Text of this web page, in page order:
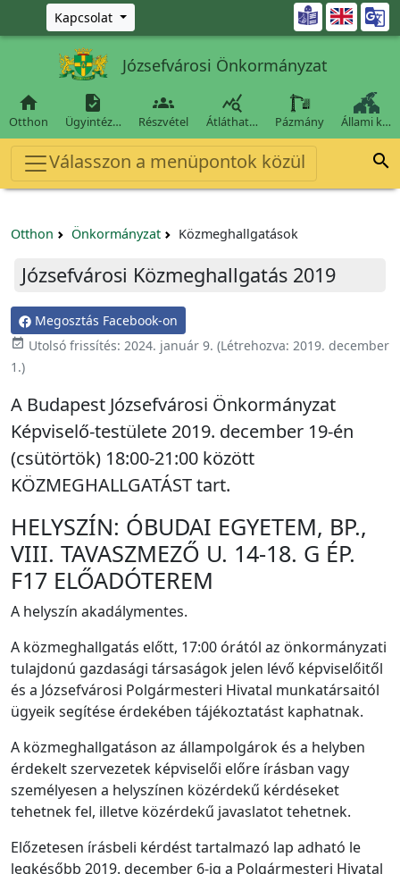
Ugrás a fő tartalomra
Kapcsolat 
Józsefvárosi Önkormányzat

Otthon

Ügyintéz…

Részvétel

Átláthat… Pázmány Állami k…
Válasszon a menüpontok közül 
Otthon Önkormányzat Közmeghallgatások
Józsefvárosi Közmeghallgatás 2019
Megosztás Facebook-on
event_available Utolsó frissítés: 2024. január 9. (Létrehozva: 2019. december
1.)
A Budapest Józsefvárosi Önkormányzat
Képviselő-testülete 2019. december 19-én
(csütörtök) 18:00-21:00 között
KÖZMEGHALLGATÁST tart.
HELYSZÍN: ÓBUDAI EGYETEM, BP.,
VIII. TAVASZMEZŐ U. 14-18. G ÉP.
F17 ELŐADÓTEREM
A helyszín akadálymentes.
A közmeghallgatás előtt, 17:00 órától az önkormányzati
tulajdonú gazdasági társaságok jelen lévő képviselőitől
és a Józsefvárosi Polgármesteri Hivatal munkatársaitól
ügyeik segítése érdekében tájékoztatást kaphatnak.
A közmeghallgatáson az állampolgárok és a helyben
érdekelt szervezetek képviselői előre írásban vagy
személyesen a helyszínen közérdekű kérdéseket
tehetnek fel, illetve közérdekű javaslatot tehetnek.
Előzetesen írásbeli kérdést tartalmazó lap adható le
legkésőbb 2019. december 6-ig a Polgármesteri Hivatal